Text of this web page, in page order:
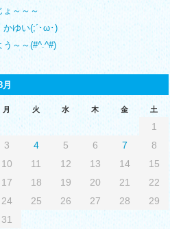
ょ～～～
かゆい(;´･ω･)
う～～(#^.^#)
月 火 水 木 金 土
1
3
4 5 6 7
8
10
11 12 13 14
15
17
18 19 20 21
22
24
25 26 27 28
29
31